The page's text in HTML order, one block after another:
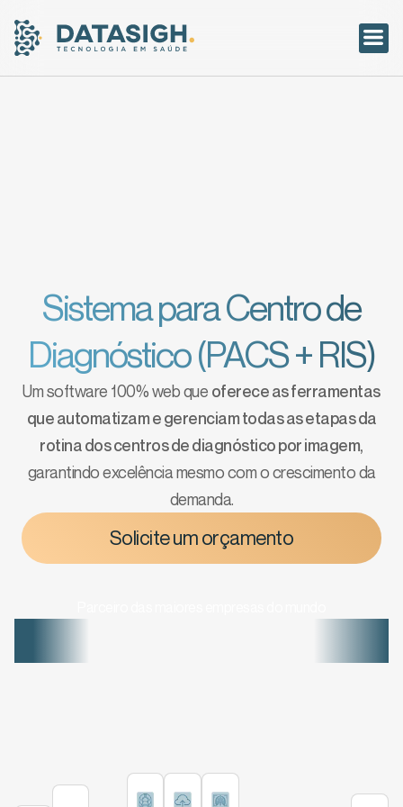
Sistema para Centro de
Diagnóstico (PACS + RIS)
Um software 100% web que oferece as ferramentas
que automatizam e gerenciam todas as etapas da
rotina dos centros de diagnóstico por imagem,
garantindo excelência mesmo com o crescimento da
demanda.
Solicite um orçamento